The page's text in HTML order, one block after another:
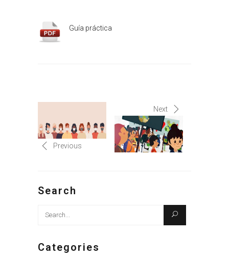
Guía práctica
Previous
Next
Search
Search
Categories